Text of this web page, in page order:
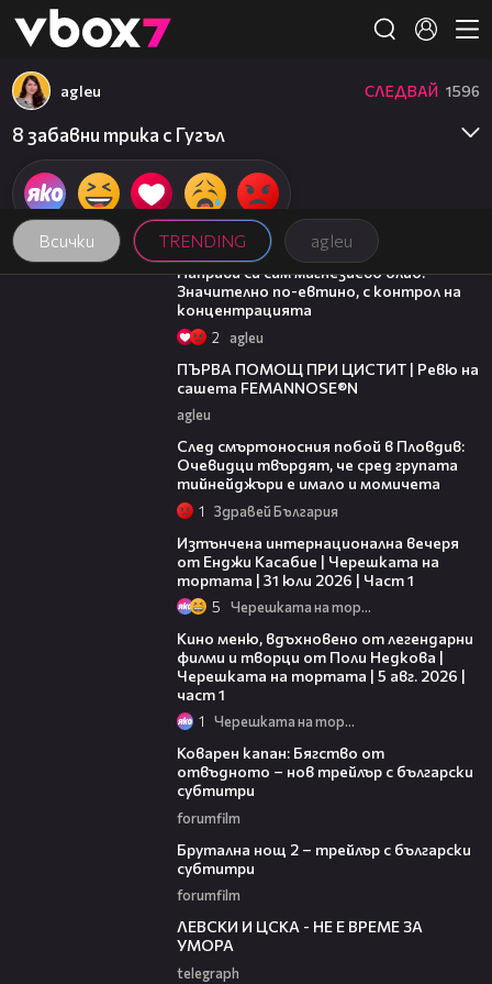
👾
Всички TRENDING agleu
agleu СЛЕДВАЙ 1596
8 забавни трика с Гугъл
04:32
Направи си сам магнезиево олио.
Значително по-евтино, с контрол на
концентрацията
2 agleu
ПЪРВА ПОМОЩ ПРИ ЦИСТИТ | Ревю на
сашета FEMANNOSE®N
agleu
След смъртоносния побой в Пловдив:
Очевидци твърдят, че сред групата
тийнейджъри е имало и момичета
1 Здравей България
Изтънчена интернационална вечеря
от Енджи Касабие | Черешката на
тортата | 31 юли 2026 | Част 1
5 Черешката на тортата
Кино меню, вдъхновено от легендарни
филми и творци от Поли Недкова |
Черешката на тортата | 5 авг. 2026 |
част 1
1 Черешката на тортата
Коварен капан: Бягство от
отвъдното – нов трейлър с български
субтитри
forumfilm
Брутална нощ 2 – трейлър с български
субтитри
forumfilm
ЛЕВСКИ И ЦСКА - НЕ Е ВРЕМЕ ЗА
УМОРА
telegraph